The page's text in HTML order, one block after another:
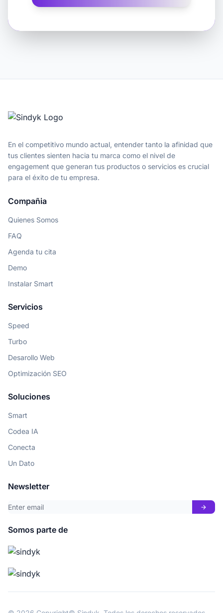
En el competitivo mundo actual, entender tanto la afinidad que
tus clientes sienten hacia tu marca como el nivel de
engagement que generan tus productos o servicios es crucial
para el éxito de tu empresa.
Compañia
Quienes Somos
FAQ
Agenda tu cita
Demo
Instalar Smart
Servicios
Speed
Turbo
Desarollo Web
Optimización SEO
Soluciones
Smart
Codea IA
Conecta
Un Dato
Newsletter
arrow_forward
Somos parte de